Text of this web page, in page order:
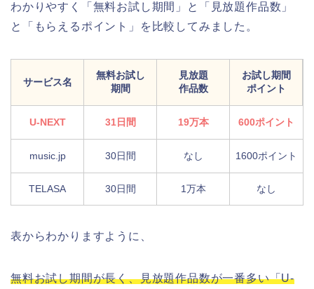
わかりやすく「無料お試し期間」と「見放題作品数」
と「もらえるポイント」を比較してみました。
サービス名
無料お試し
期間
見放題
作品数
お試し期間
ポイント
U-NEXT 31日間 19万本 600ポイント
music.jp 30日間 なし 1600ポイント
TELASA 30日間 1万本 なし
表からわかりますように、
無料お試し期間が長く、見放題作品数が一番多い「U-